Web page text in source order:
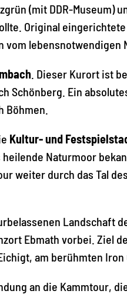
(mit DDR-Museum)
Original
lebensnotwendigen
. Dieser Kurort ist
Schönberg. Ein
Kultur- und
heilende Naturmoor
weiter durch das Tal
Landschaft
Ebmath vorbei. Ziel
am berühmten Iron
an die Kammtour,